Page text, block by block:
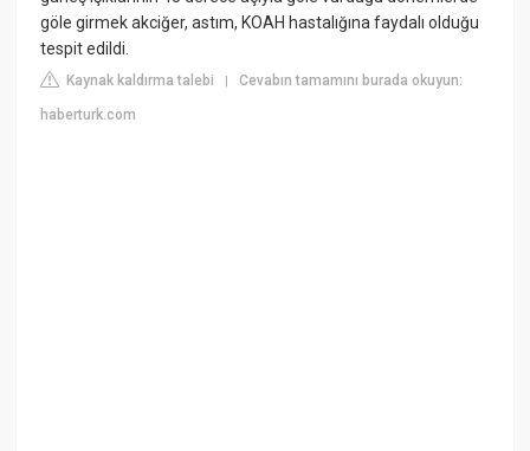
göle girmek akciğer, astım, KOAH hastalığına faydalı olduğu
tespit edildi.
Kaynak kaldırma talebi |Cevabın tamamını burada okuyun:
haberturk.com